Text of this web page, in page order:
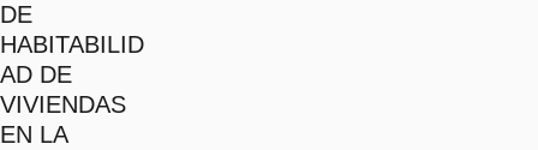
DE
HABITABILID
AD DE
VIVIENDAS
EN LA